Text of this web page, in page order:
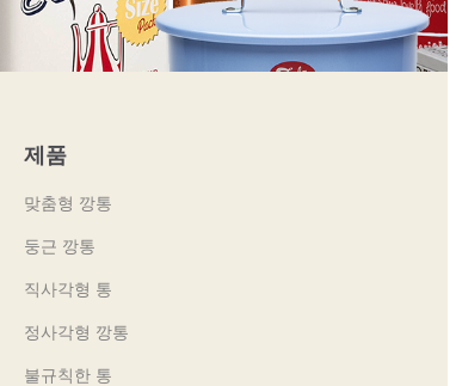
제품
맞춤형 깡통
둥근 깡통
직사각형 통
정사각형 깡통
불규칙한 통